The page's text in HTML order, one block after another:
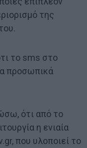
της
το sms στο
προσωπικά
ότι από το
η ενιαία
που υλοποιεί το